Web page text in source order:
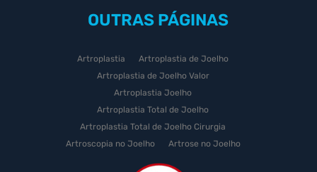
OUTRAS PÁGINAS
Artroplastia
Artroplastia de Joelho
Artroplastia de Joelho Valor
Artroplastia Joelho
Artroplastia Total de Joelho
Artroplastia Total de Joelho Cirurgia
Artroscopia no Joelho
Artrose no Joelho
Artrose no Joelho Cirurgia